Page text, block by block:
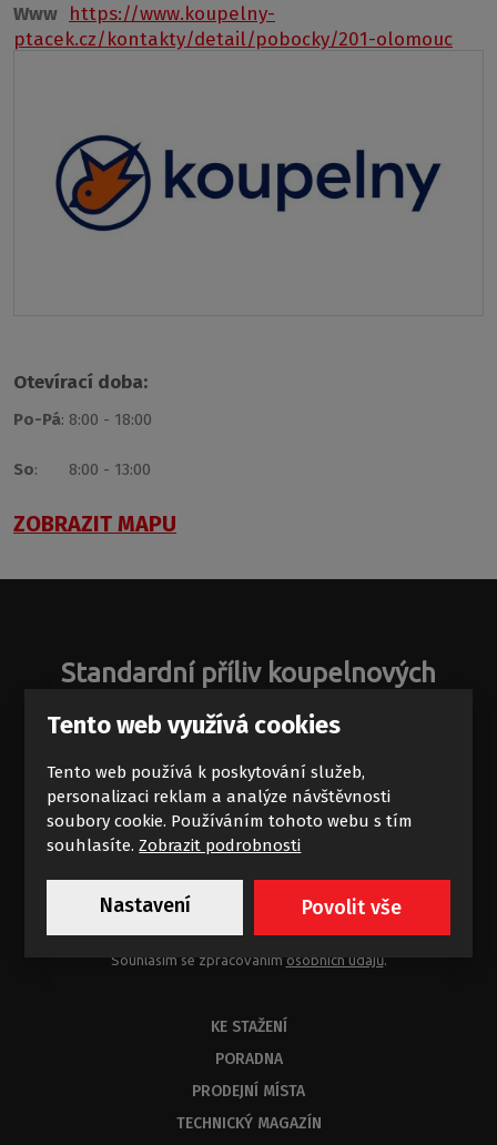
Www https://www.koupelny-
ptacek.cz/kontakty/detail/pobocky/201-olomouc
Otevírací doba:
Po-Pá: 8:00 - 18:00
So: 8:00 - 13:00
ZOBRAZIT MAPU
Standardní příliv koupelnových
zajímavostí
Novinky a akce na e-mail
Chci dostávat výhodné nabídky
Souhlasím se zpracováním osobních údajů.
KE STAŽENÍ
PORADNA
PRODEJNÍ MÍSTA
TECHNICKÝ MAGAZÍN
Tento web využívá cookies
Tento web používá k poskytování služeb,
personalizaci reklam a analýze návštěvnosti
soubory cookie. Používáním tohoto webu s tím
souhlasíte.Zobrazit podrobnosti
Nastavení Povolit vše